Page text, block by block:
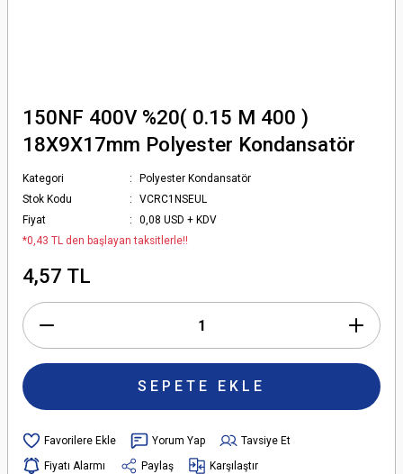
150NF 400V %20( 0.15 M 400 )
18X9X17mm Polyester Kondansatör
Kategori
Polyester Kondansatör
Stok Kodu
VCRC1NSEUL
Fiyat
0,08 USD + KDV
*0,43 TL den başlayan taksitlerle!!
4,57 TL
SEPETE EKLE
Yorum Yap
Tavsiye Et
Fiyatı Alarmı
Paylaş Karşılaştır